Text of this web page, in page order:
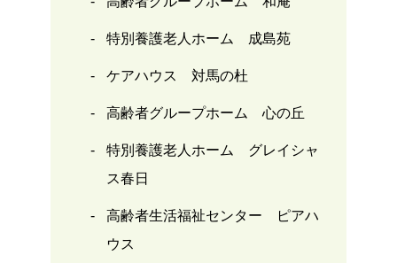
特別養護老人ホーム 成島苑
ケアハウス 対馬の杜
高齢者グループホーム 心の丘
特別養護老人ホーム グレイシャ
ス春日
高齢者生活福祉センター ピアハ
ウス